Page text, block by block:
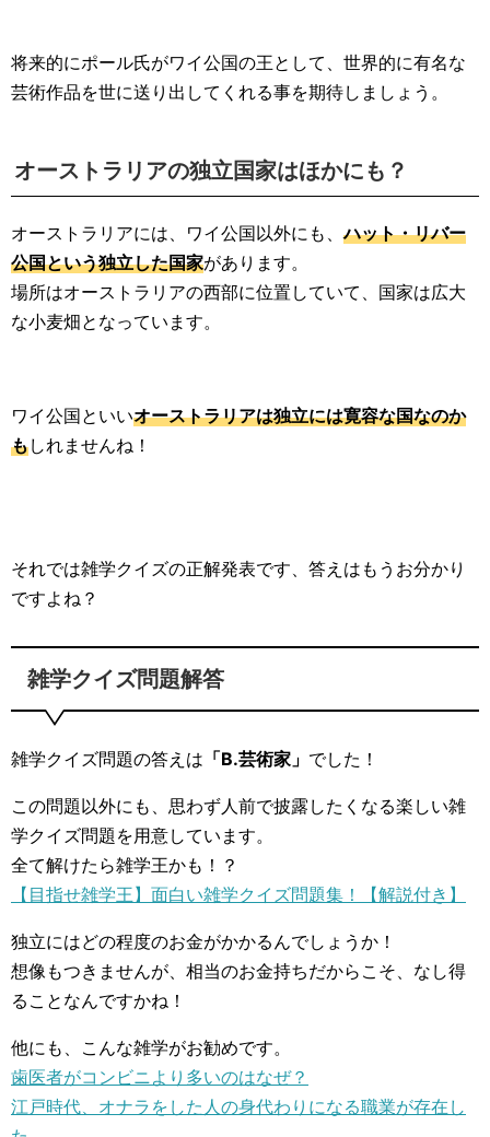
将来的にポール氏がワイ公国の王として、世界的に有名な
芸術作品を世に送り出してくれる事を期待しましょう。
オーストラリアの独立国家はほかにも？
オーストラリアには、ワイ公国以外にも、ハット・リバー
公国という独立した国家があります。
場所はオーストラリアの西部に位置していて、国家は広大
な小麦畑となっています。
ワイ公国といいオーストラリアは独立には寛容な国なのか
もしれませんね！
それでは雑学クイズの正解発表です、答えはもうお分かり
ですよね？
雑学クイズ問題解答
雑学クイズ問題の答えは 「B.芸術家」 でした！
この問題以外にも、思わず人前で披露したくなる楽しい雑
学クイズ問題を用意しています。
全て解けたら雑学王かも！？
【目指せ雑学王】面白い雑学クイズ問題集！【解説付き】
独立にはどの程度のお金がかかるんでしょうか！
想像もつきませんが、相当のお金持ちだからこそ、なし得
ることなんですかね！
他にも、こんな雑学がお勧めです。
歯医者がコンビニより多いのはなぜ？
江戸時代、オナラをした人の身代わりになる職業が存在し